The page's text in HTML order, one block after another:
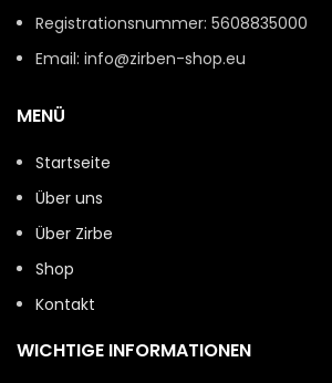
Registrationsnummer: 5608835000
Email: info@zirben-shop.eu
MENÜ
Startseite
Über uns
Über Zirbe
Shop
Kontakt
WICHTIGE INFORMATIONEN